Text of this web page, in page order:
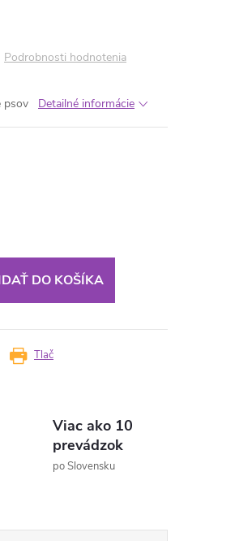
Podrobnosti hodnotenia
psov Detailné informácie
DO KOŠÍKA
Tlač
Viac ako 10
prevádzok
po Slovensku